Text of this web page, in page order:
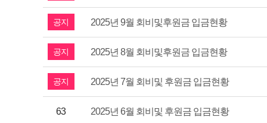
공지 2025년 9월 회비및후원금 입금현황
공지 2025년 8월 회비및후원금 입금현황
공지 2025년 7월 회비및 후원금 입금현황
63 2025년 6월 회비및 후원금 입금현황